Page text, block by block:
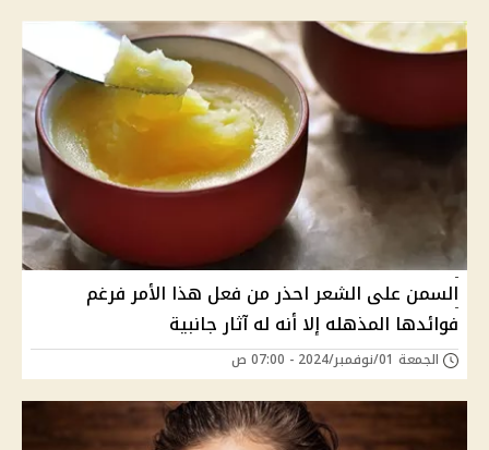
السمن على الشعر احذر من فعل هذا الأمر فرغم
فوائدها المذهله إلا أنه له آثار جانبية
الجمعة 01/نوفمبر/2024 - 07:00 ص